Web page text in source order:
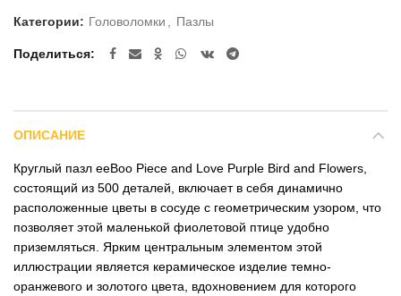
Категории: Головоломки , Пазлы
Поделиться
ОПИСАНИЕ
Круглый пазл eeBoo Piece and Love Purple Bird and Flowers,
состоящий из 500 деталей, включает в себя динамично
расположенные цветы в сосуде с геометрическим узором, что
позволяет этой маленькой фиолетовой птице удобно
приземляться. Ярким центральным элементом этой
иллюстрации является керамическое изделие темно-
оранжевого и золотого цвета, вдохновением для которого